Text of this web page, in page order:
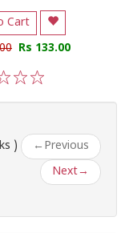
Cart
Rs 133.00
) ← Previous
Next→